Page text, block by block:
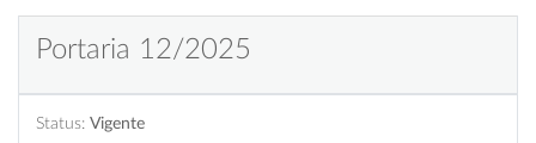
Portaria 12/2025
Status: Vigente